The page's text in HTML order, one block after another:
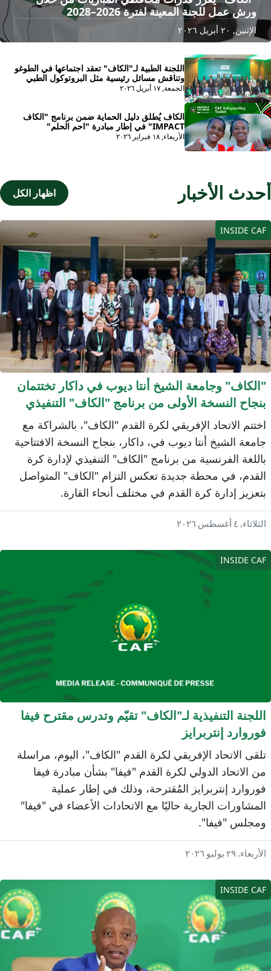
ورش عمل للجنة المعينة لفترة 2026–2028
الإثنين, ٢٠ أبريل ٢٠٢٦
اللجنة الطبية لـ"الكاف" تعقد اجتماعها في الطوغو
وتناقش مسائل رئيسية مثل البروتوكول الطبي
ومراقبة المنشطات وتحسين المعايير الطبية في
مباريات "الكاف"
الجمعة, ١٧ أبريل ٢٠٢٦
الكاف يُطلق دليل الحماية ضمن برنامج "الكاف
IMPACT" في إطار مبادرة "احم الحلم"
الأربعاء, ١٨ فبراير ٢٠٢٦
الأخبار اظهار الكل
INSIDE
وجامعة الشيخ أنتا ديوب في داكار تختتمان
النسخة الأولى من برنامج "الكاف" التنفيذي
كرة القدم
الاتحاد الإفريقي لكرة القدم "الكاف"، بالشراكة مع
الشيخ أنتا ديوب في، داكار، بنجاح النسخة الافتتاحية
الفرنسية من برنامج "الكاف" التنفيذي لإدارة كرة
في محطة جديدة تعكس التزام "الكاف" المتواصل
إدارة كرة القدم في مختلف أنحاء القارة.
٤ أغسطس ٢٠٢٦
INSIDE
التنفيذية لـ"الكاف" تقيّم وتدرس مقترح فيفا
إنتربرايز
الاتحاد الإفريقي لكرة القدم "الكاف"، اليوم، مراسلة
الاتحاد الدولي لكرة القدم "فيفا" بشأن مبادرة فيفا
إنتربرايز المُقترحة، وذلك في إطار عملية
الجارية حاليًا مع الاتحادات الأعضاء في "فيفا"
"فيفا".
٢٩ يوليو ٢٠٢٦
INSIDE